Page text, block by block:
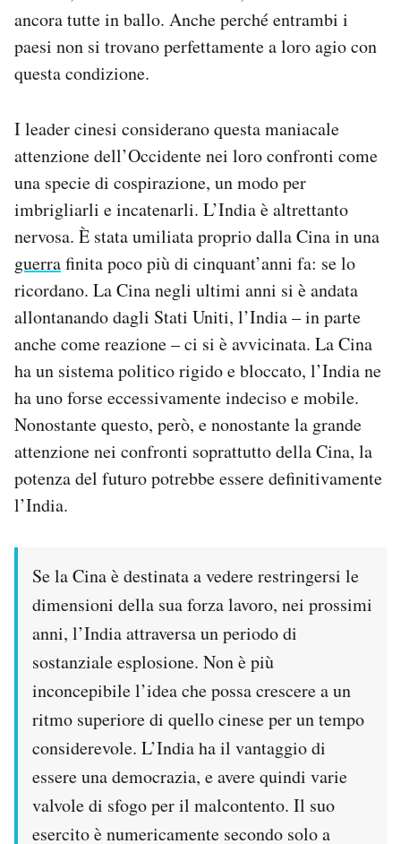
ancora tutte in ballo. Anche perché entrambi i
paesi non si trovano perfettamente a loro agio con
questa condizione.
I leader cinesi considerano questa maniacale
attenzione dell’Occidente nei loro confronti come
una specie di cospirazione, un modo per
imbrigliarli e incatenarli. L’India è altrettanto
nervosa. È stata umiliata proprio dalla Cina in una
guerrafinita poco più di cinquant’anni fa: se lo
ricordano. La Cina negli ultimi anni si è andata
allontanando dagli Stati Uniti, l’India – in parte
anche come reazione – ci si è avvicinata. La Cina
ha un sistema politico rigido e bloccato, l’India ne
ha uno forse eccessivamente indeciso e mobile.
Nonostante questo, però, e nonostante la grande
attenzione nei confronti soprattutto della Cina, la
potenza del futuro potrebbe essere definitivamente
l’India.
Se la Cina è destinata a vedere restringersi le
dimensioni della sua forza lavoro, nei prossimi
anni, l’India attraversa un periodo di
sostanziale esplosione. Non è più
inconcepibile l’idea che possa crescere a un
ritmo superiore di quello cinese per un tempo
considerevole. L’India ha il vantaggio di
essere una democrazia, e avere quindi varie
valvole di sfogo per il malcontento. Il suo
esercito è numericamente secondo solo a